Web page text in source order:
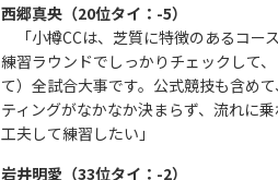
西郷真央（20位タイ：-5）
「小樽CCは、芝質に特徴のあるコー
練習ラウンドでしっかりチェックして
て）全試合大事です。公式競技も含め
ティングがなかなか決まらず、流れに
工夫して練習したい」
岩井明愛（33位タイ：-2）